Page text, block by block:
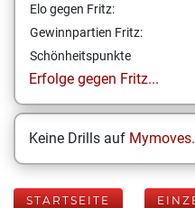
Elo gegen Fritz:
Gewinnpartien Fritz:
Schönheitspunkte
Erfolge gegen Fritz...
Keine Drills auf
STARTSEITE